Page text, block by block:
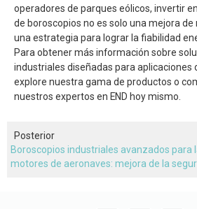
operadores de parques eólicos, invertir
de boroscopios no es solo una mejora
una estrategia para lograr la fiabilidad
Para obtener más información sobre
industriales diseñadas para aplicaciones
explore nuestra gama de productos o
nuestros expertos en END hoy mismo.
Posterior
Boroscopios industriales avanzados para
motores de aeronaves: mejora de la